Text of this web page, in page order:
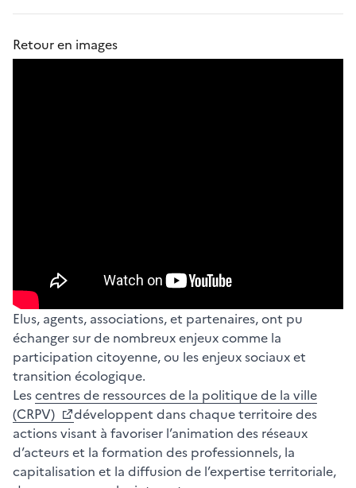
Retour en images
Elus, agents, associations, et partenaires, ont pu
échanger sur de nombreux enjeux comme la
participation citoyenne, ou les enjeux sociaux et
transition écologique.
Lescentres de ressources de la politique de la ville
(CRPV)
développent dans chaque territoire des
actions visant à favoriser l’animation des réseaux
d’acteurs et la formation des professionnels, la
capitalisation et la diffusion de l’expertise territoriale,